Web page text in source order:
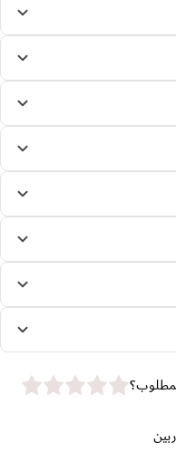
star rating